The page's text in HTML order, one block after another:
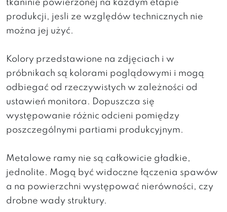
tkaninie powierzonej na każdym etapie
produkcji, jesli ze względów technicznych nie
można jej użyć.
Kolory przedstawione na zdjęciach i w
próbnikach są kolorami poglądowymi i mogą
odbiegać od rzeczywistych w zależności od
ustawień monitora. Dopuszcza się
występowanie różnic odcieni pomiędzy
poszczególnymi partiami produkcyjnym.
Metalowe ramy nie są całkowicie gładkie,
jednolite. Mogą być widoczne łączenia spawów
a na powierzchni występować nierówności, czy
drobne wady struktury.